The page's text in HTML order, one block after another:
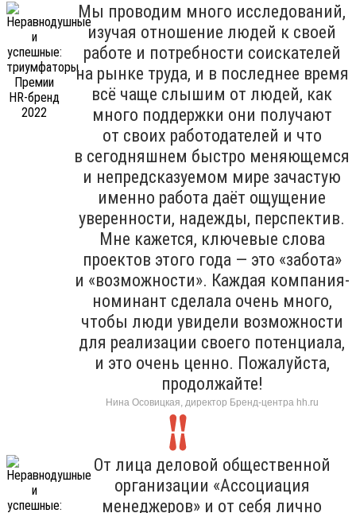
Мы проводим много исследований,
изучая отношение людей к своей
работе и потребности соискателей
на рынке труда, и в последнее время
всё чаще слышим от людей, как
много поддержки они получают
от своих работодателей и что
в сегодняшнем быстро меняющемся
и непредсказуемом мире зачастую
именно работа даёт ощущение
уверенности, надежды, перспектив.
Мне кажется, ключевые слова
проектов этого года — это «забота»
и «возможности». Каждая компания-
номинант сделала очень много,
чтобы люди увидели возможности
для реализации своего потенциала,
и это очень ценно. Пожалуйста,
продолжайте!
Нина Осовицкая, директор Бренд-центра hh.ru
От лица деловой общественной
организации «Ассоциация
менеджеров» и от себя лично